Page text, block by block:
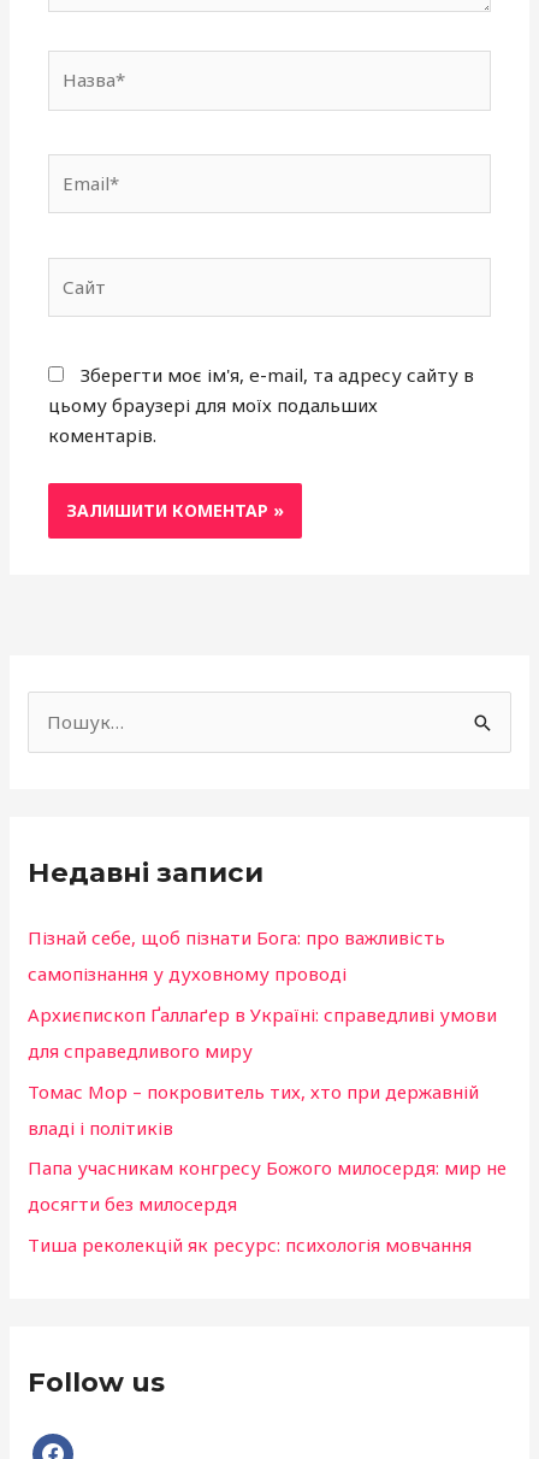
Зберегти моє ім'я, e-mail, та адресу сайту в
цьому браузері для моїх подальших
коментарів.
т
:
Недавні записи
Пізнай себе, щоб пізнати Бога: про важливість
самопізнання у духовному проводі
Архиєпископ Ґаллаґер в Україні: справедливі умови
для справедливого миру
Томас Мор – покровитель тих, хто при державній
владі і політиків
Папа учасникам конгресу Божого милосердя: мир не
досягти без милосердя
Тиша реколекцій як ресурс: психологія мовчання
Follow us
o